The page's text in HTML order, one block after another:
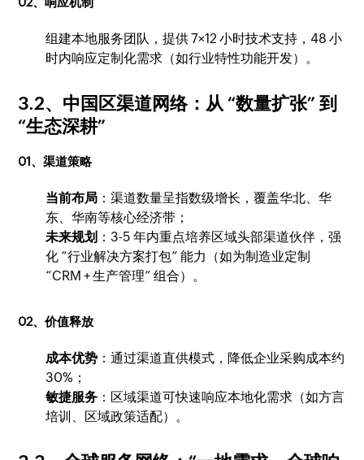
组建本地服务团队，提供 7×12 小时技术支持，48 小
时内响应定制化需求（如行业特性功能开发）。
3.2、中国区渠道网络：从 “数量扩张” 到
“生态深耕”
01、渠道策略
当前布局 ：渠道数量呈指数级增长，覆盖华北、华
东、华南等核心经济带；
未来规划 ：3-5 年内重点培养区域头部渠道伙伴，强
化 “行业解决方案打包” 能力（如为制造业定制
“CRM + 生产管理” 组合）。
02、价值释放
成本优势 ：通过渠道直供模式，降低企业采购成本约
30%；
敏捷服务 ：区域渠道可快速响应本地化需求（如方言
培训、区域政策适配）。